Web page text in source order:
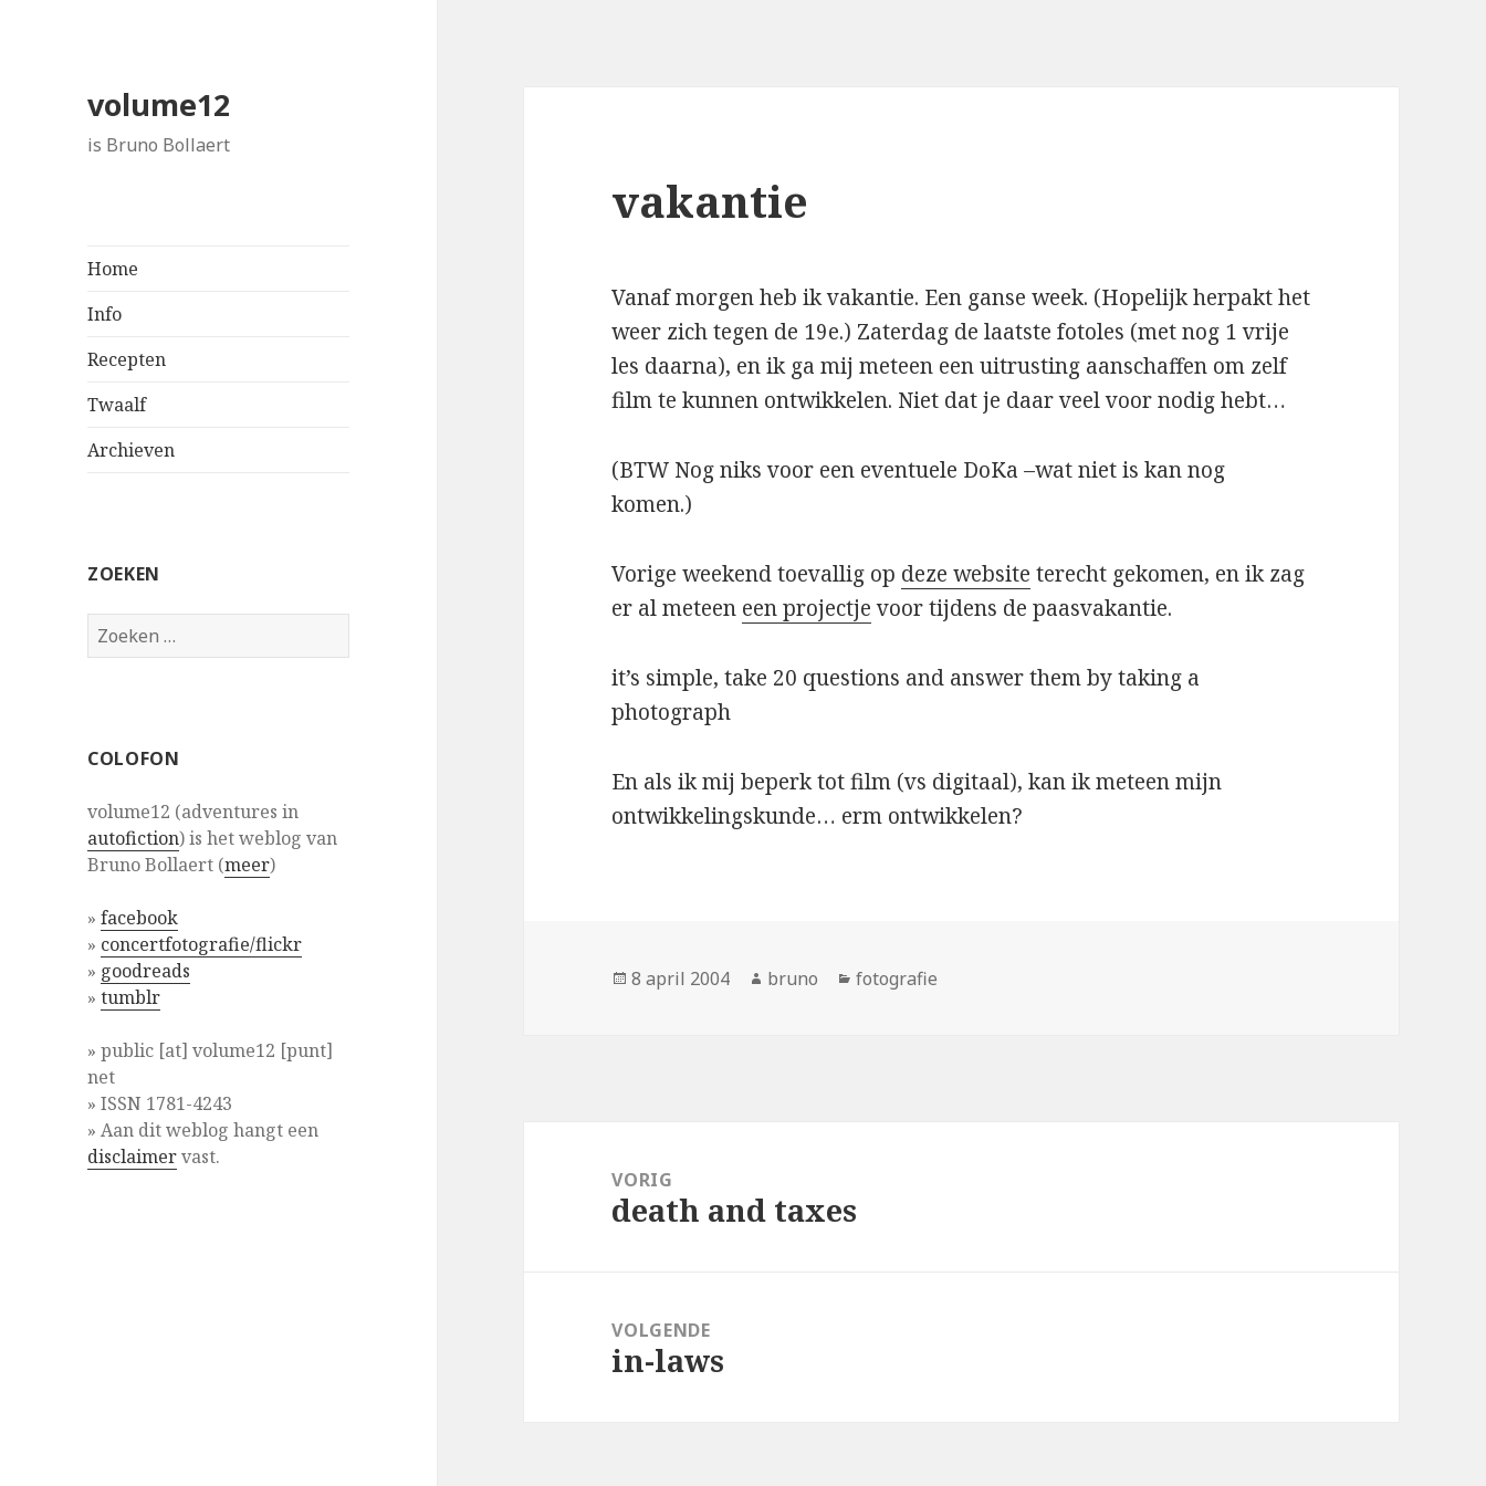
volume12
is Bruno Bollaert
Home
Info
Recepten
Twaalf
Archieven
ZOEKEN
Zoeken
naar:
COLOFON
volume12 (adventures in
autofiction) is het weblog van
Bruno Bollaert (meer)
»facebook
» concertfotografie/flickr
» goodreads
»tumblr
» public [at] volume12 [punt]
net
» ISSN 1781-4243
» Aan dit weblog hangt een
disclaimervast.
vakantie
Vanaf morgen heb ik vakantie. Een ganse week. (Hopelijk herpakt het
weer zich tegen de 19e.) Zaterdag de laatste fotoles (met nog 1 vrije
les daarna), en ik ga mij meteen een uitrusting aanschaffen om zelf
film te kunnen ontwikkelen. Niet dat je daar veel voor nodig hebt…
(BTW Nog niks voor een eventuele DoKa –wat niet is kan nog
komen.)
Vorige weekend toevallig op deze website terecht gekomen, en ik zag
er al meteen een projectjevoor tijdens de paasvakantie.
it’s simple, take 20 questions and answer them by taking a
photograph
En als ik mij beperk tot film (vs digitaal), kan ik meteen mijn
ontwikkelingskunde… erm ontwikkelen?
Geplaatst
8 april 2004 Auteur
bruno Categorieën
fotografie
navigatieVORIG
Vorig
death and taxes
VOLGENDE
Volgend
in-laws